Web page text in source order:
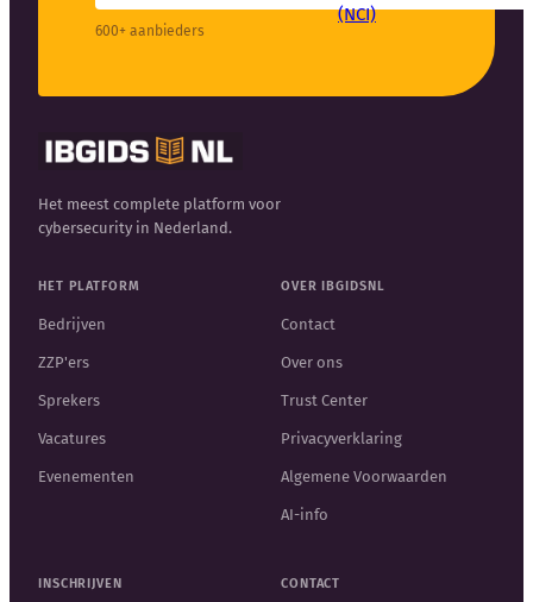
600+ aanbieders
Het meest complete platform voor
cybersecurity in Nederland.
HET PLATFORM
Bedrijven
ZZP'ers
Sprekers
Vacatures
Evenementen
OVER IBGIDSNL
Contact
Over ons
Trust Center
Privacyverklaring
Algemene Voorwaarden
AI-info
INSCHRIJVEN CONTACT